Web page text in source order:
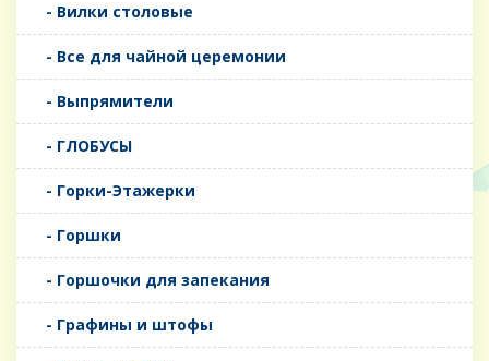
- Вилки столовые
- Все для чайной церемонии
- Выпрямители
- ГЛОБУСЫ
- Горки-Этажерки
- Горшки
- Горшочки для запекания
- Графины и штофы